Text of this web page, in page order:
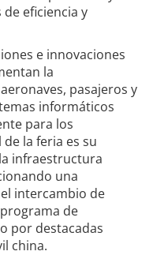
eficiencia y
e innovaciones
la
pasajeros y
informáticos
para los
la feria es su
infraestructura
una
intercambio de
de
por destacadas
china.